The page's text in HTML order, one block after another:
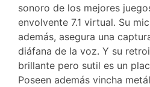
sonoro de los mejores
envolvente 7.1 virtual. Su
además, asegura una
diáfana de la voz. Y su
brillante pero sutil es un
Poseen además vincha